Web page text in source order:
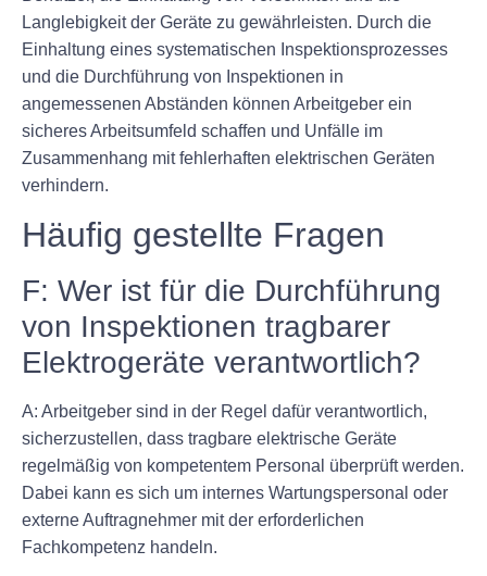
Langlebigkeit der Geräte zu gewährleisten. Durch die
Einhaltung eines systematischen Inspektionsprozesses
und die Durchführung von Inspektionen in
angemessenen Abständen können Arbeitgeber ein
sicheres Arbeitsumfeld schaffen und Unfälle im
Zusammenhang mit fehlerhaften elektrischen Geräten
verhindern.
Häufig gestellte Fragen
F: Wer ist für die Durchführung
von Inspektionen tragbarer
Elektrogeräte verantwortlich?
A: Arbeitgeber sind in der Regel dafür verantwortlich,
sicherzustellen, dass tragbare elektrische Geräte
regelmäßig von kompetentem Personal überprüft werden.
Dabei kann es sich um internes Wartungspersonal oder
externe Auftragnehmer mit der erforderlichen
Fachkompetenz handeln.